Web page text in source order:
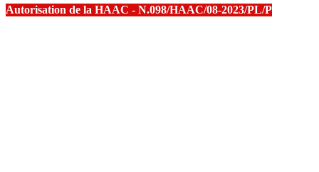
Autorisation de la HAAC - N.098/HAAC/08-2023/PL/P